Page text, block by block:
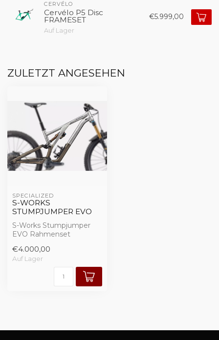
CERVÉLO
Cervélo P5 Disc
FRAMESET
Auf Lager
€5.999,00
ZULETZT ANGESEHEN
SPECIALIZED
S-WORKS
STUMPJUMPER EVO
S-Works Stumpjumper
EVO Rahmenset
€4.000,00
Auf Lager